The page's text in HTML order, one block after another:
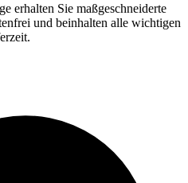
erhalten Sie maßgeschneiderte
und beinhalten alle wichtigen